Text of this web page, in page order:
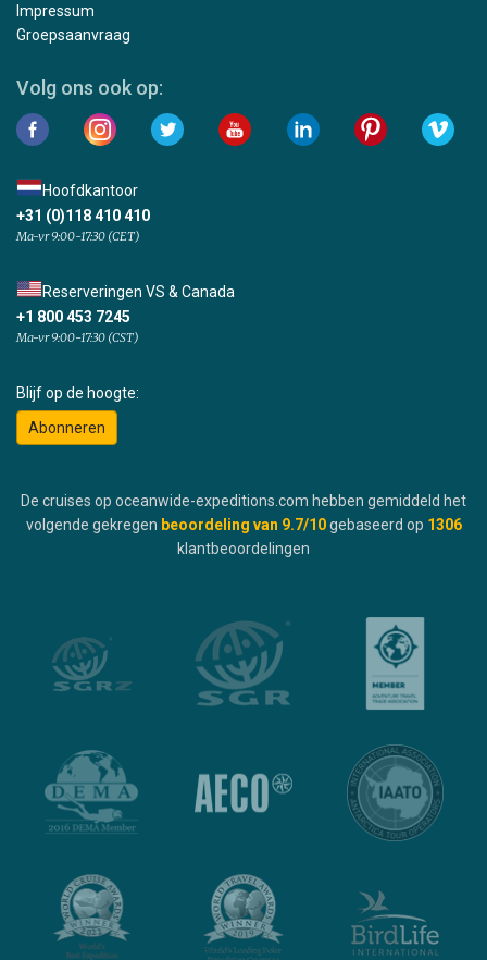
Impressum
Groepsaanvraag
Volg ons ook op:
Hoofdkantoor
+31 (0)118 410 410
Ma-vr 9:00-17:30 (CET)
Reserveringen VS & Canada
+1 800 453 7245
Ma-vr 9:00-17:30 (CST)
Blijf op de hoogte:
Abonneren
De cruises op oceanwide-expeditions.com hebben gemiddeld het
volgende gekregen beoordeling van 9.7/10 gebaseerd op 1306
klantbeoordelingen